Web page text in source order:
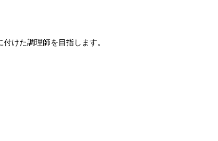
けた調理師を目指します。